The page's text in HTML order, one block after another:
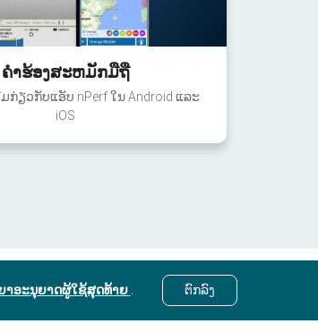
ຄໍາຮ້ອງສະຫມັກມືຖື
ກ່ຽວກັບແອັບ nPerf ໃນ Android ແລະ
iOS
າອະນຸຍາດຜູ້ໃຊ້ສຸດທ້າຍ ຕົກ​ລົງ